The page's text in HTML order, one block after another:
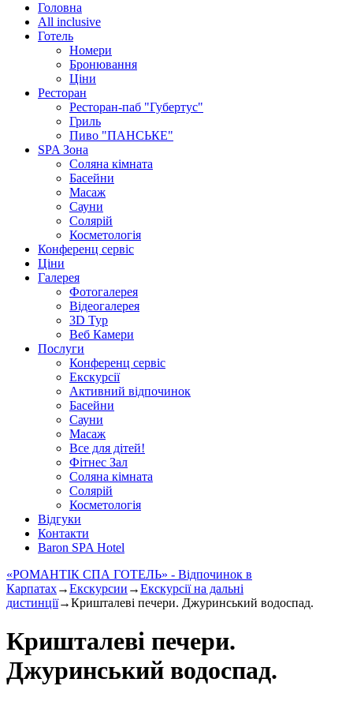
Головна
All inclusive
Готель
Номери
Бронювання
Ціни
Ресторан
Ресторан-паб "Губертус"
Гриль
Пиво "ПАНСЬКЕ"
SPA Зона
Соляна кімната
Басейни
Масаж
Сауни
Солярій
Косметологія
Конференц сервіс
Ціни
Галерея
Фотогалерея
Відеогалерея
3D Тур
Веб Камери
Послуги
Конференц сервіс
Екскурсії
Активний відпочинок
Басейни
Сауни
Масаж
Все для дітей!
Фітнес Зал
Соляна кімната
Солярій
Косметологія
Відгуки
Контакти
Baron SPA Hotel
«РОМАНТІК СПА ГОТЕЛЬ» - Відпочинок в
Карпатах→Екскурсии →Екскурсії на дальні
дистинції→Кришталеві печери. Джуринський водоспад.
Кришталеві печери.
Джуринський водоспад.